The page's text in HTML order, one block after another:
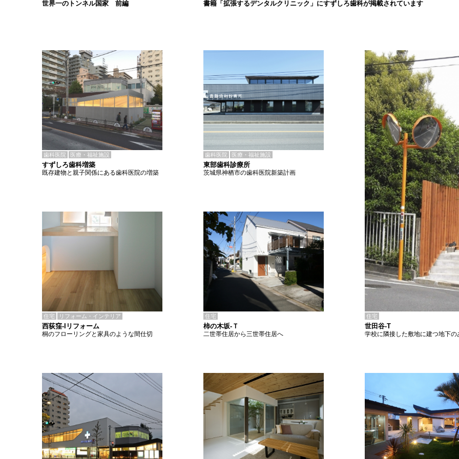
書籍「拡張するデンタルクリニック」にすずしろ歯科が掲載されています
世界一のトンネル国家 前編
歯科医院 医療・福祉施設
すずしろ歯科増築
既存建物と親子関係にある歯科医院の増築
歯科医院 医療・福祉施設
東部歯科診療所
茨城県神栖市の歯科医院新築計画
住宅 リフォーム・インテリア
西荻窪-Iリフォーム
桐のフローリングと家具のような間仕切
住宅
柿の木坂-Ｔ
二世帯住居から三世帯住居へ
住宅
世田谷-T
学校に隣接した敷地に建つ地下の